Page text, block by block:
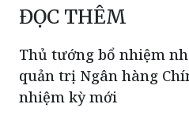
ĐỌC THÊM
Thủ tướng bổ nhiệm
quản trị Ngân hàng
nhiệm kỳ mới